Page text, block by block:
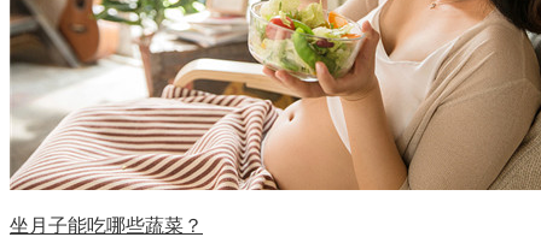
坐月子能吃哪些蔬菜？